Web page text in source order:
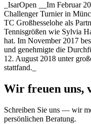
_IsarOpen __Im Februar
Challenger Turnier in
TC Großhesselohe als
Tennisgrößen wie Sylvia
hat. Im November 2017
und genehmigte die
12. August 2018 unter
stattfand._
Wir freuen uns,
Schreiben Sie uns — wir
persönlichen Beratung.